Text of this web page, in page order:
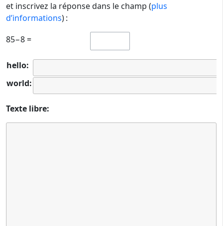
et inscrivez la réponse dans le champ (plus
d’informations) :
85−8 =
hello:
world:
Texte libre: